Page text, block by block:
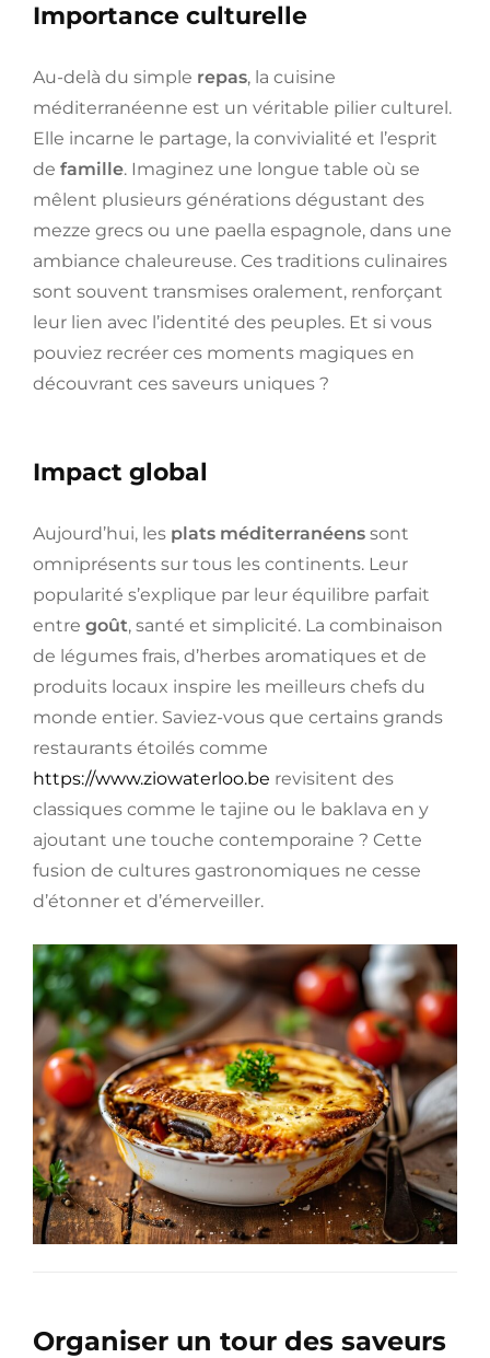
Importance culturelle
Au-delà du simple repas, la cuisine
méditerranéenne est un véritable pilier culturel.
Elle incarne le partage, la convivialité et l’esprit
de famille. Imaginez une longue table où se
mêlent plusieurs générations dégustant des
mezze grecs ou une paella espagnole, dans une
ambiance chaleureuse. Ces traditions culinaires
sont souvent transmises oralement, renforçant
leur lien avec l’identité des peuples. Et si vous
pouviez recréer ces moments magiques en
découvrant ces saveurs uniques ?
Impact global
Aujourd’hui, les plats méditerranéens sont
omniprésents sur tous les continents. Leur
popularité s’explique par leur équilibre parfait
entre goût, santé et simplicité. La combinaison
de légumes frais, d’herbes aromatiques et de
produits locaux inspire les meilleurs chefs du
monde entier. Saviez-vous que certains grands
restaurants étoilés comme
https://www.ziowaterloo.be revisitent des
classiques comme le tajine ou le baklava en y
ajoutant une touche contemporaine ? Cette
fusion de cultures gastronomiques ne cesse
d’étonner et d’émerveiller.
Organiser un tour des saveurs